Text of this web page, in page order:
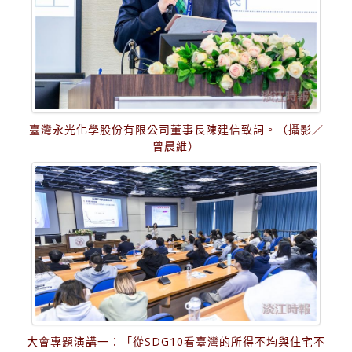
臺灣永光化學股份有限公司董事長陳建信致詞。（攝影／
曾晨維）
大會專題演講一：「從SDG10看臺灣的所得不均與住宅不